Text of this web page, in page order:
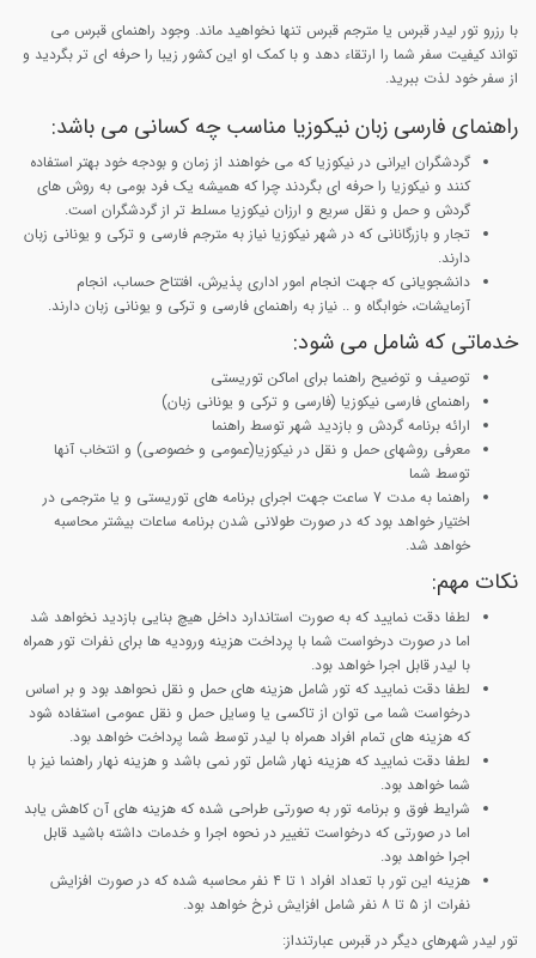
با رزرو تور لیدر قبرس یا مترجم قبرس تنها نخواهید ماند. وجود راهنمای قبرس می
تواند کیفیت سفر شما را ارتقاء دهد و با کمک او این کشور زیبا را حرفه ای تر بگردید و
از سفر خود لذت ببرید.
راهنمای فارسی زبان نیکوزیا مناسب چه کسانی می باشد:
گردشگران ایرانی در نیکوزیا که می خواهند از زمان و بودجه خود بهتر استفاده
کنند و نیکوزیا را حرفه ای بگردند چرا که همیشه یک فرد بومی به روش های
گردش و حمل و نقل سریع و ارزان نیکوزیا مسلط تر از گردشگران است.
تجار و بازرگانانی که در شهر نیکوزیا نیاز به مترجم فارسی و ترکی و یونانی زبان
دارند.
دانشجویانی که جهت انجام امور اداری پذیرش، افتتاح حساب، انجام
آزمایشات، خوابگاه و .. نیاز به راهنمای فارسی و ترکی و یونانی زبان دارند.
خدماتی که شامل می شود:
توصیف و توضیح راهنما برای اماکن توریستی
راهنمای فارسی نیکوزیا (فارسی و ترکی و یونانی زبان)
ارائه برنامه گردش و بازدید شهر توسط راهنما
معرفی روشهای حمل و نقل در نیکوزیا(عمومی و خصوصی) و انتخاب آنها
توسط شما
راهنما به مدت 7 ساعت جهت اجرای برنامه های توریستی و یا مترجمی در
اختیار خواهد بود که در صورت طولانی شدن برنامه ساعات بیشتر محاسبه
خواهد شد.
نکات مهم:
لطفا دقت نمایید که به صورت استاندارد داخل هیچ بنایی بازدید نخواهد شد
اما در صورت درخواست شما با پرداخت هزینه ورودیه ها برای نفرات تور همراه
با لیدر قابل اجرا خواهد بود.
لطفا دقت نمایید که تور شامل هزینه های حمل و نقل نحواهد بود و بر اساس
درخواست شما می توان از تاکسی یا وسایل حمل و نقل عمومی استفاده شود
که هزینه های تمام افراد همراه با لیدر توسط شما پرداخت خواهد بود.
لطفا دقت نمایید که هزینه نهار شامل تور نمی باشد و هزینه نهار راهنما نیز با
شما خواهد بود.
شرایط فوق و برنامه تور به صورتی طراحی شده که هزینه های آن کاهش یابد
اما در صورتی که درخواست تغییر در نحوه اجرا و خدمات داشته باشید قابل
اجرا خواهد بود.
هزینه این تور با تعداد افراد ۱ تا ۴ نفر محاسبه شده که در صورت افزایش
نفرات از ۵ تا ۸ نفر شامل افزایش نرخ خواهد بود.
تور لیدر شهرهای دیگر در قبرس عبارتنداز: